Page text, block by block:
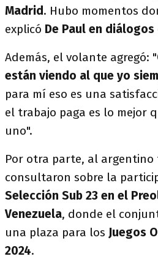
Madrid. Hubo momentos
explicó De Paul en diálogos
Además, el volante agregó: "
están viendo al que yo
para mí eso es una
el trabajo paga es lo mejor
uno".
Por otra parte, al argentino
consultaron sobre la
Selección Sub 23 en el
Venezuela, donde el
una plaza para los Juegos
2024.